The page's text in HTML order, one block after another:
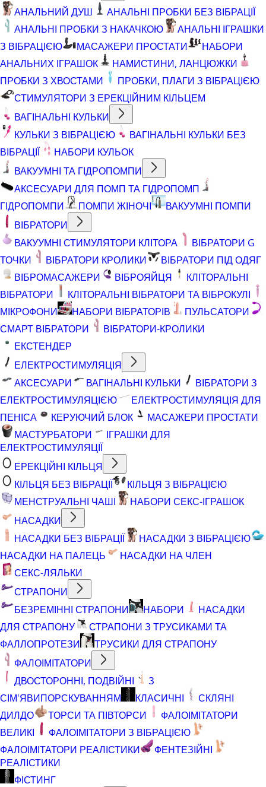
АНАЛЬНИЙ ДУШ
АНАЛЬНІ ПРОБКИ БЕЗ ВІБРАЦІЇ
АНАЛЬНІ ПРОБКИ З НАКАЧКОЮ
АНАЛЬНІ ІГРАШКИ
З ВІБРАЦІЄЮ
МАСАЖЕРИ ПРОСТАТИ
НАБОРИ
АНАЛЬНИХ ІГРАШОК
НАМИСТИНИ, ЛАНЦЮЖКИ
ПРОБКИ З ХВОСТАМИ
ПРОБКИ, ПЛАГИ З ВІБРАЦІЄЮ
СТИМУЛЯТОРИ З ЕРЕКЦІЙНИМ КІЛЬЦЕМ
ВАГІНАЛЬНІ КУЛЬКИ
КУЛЬКИ З ВІБРАЦІЄЮ
ВАГІНАЛЬНІ КУЛЬКИ БЕЗ
ВІБРАЦІЇ
НАБОРИ КУЛЬОК
ВАКУУМНІ ТА ГІДРОПОМПИ
АКСЕСУАРИ ДЛЯ ПОМП ТА ГІДРОПОМП
ГІДРОПОМПИ
ПОМПИ ЖІНОЧІ
ВАКУУМНІ ПОМПИ
ВІБРАТОРИ
ВАКУУМНІ СТИМУЛЯТОРИ КЛІТОРА
ВІБРАТОРИ G
ТОЧКИ
ВІБРАТОРИ КРОЛИКИ
ВІБРАТОРИ ПІД ОДЯГ
ВІБРОМАСАЖЕРИ
ВІБРОЯЙЦЯ
КЛІТОРАЛЬНІ
ВІБРАТОРИ
КЛІТОРАЛЬНІ ВІБРАТОРИ ТА ВІБРОКУЛІ
МІКРОФОНИ
НАБОРИ ВІБРАТОРІВ
ПУЛЬСАТОРИ
СМАРТ ВІБРАТОРИ
ВІБРАТОРИ-КРОЛИКИ
ЕКСТЕНДЕР
ЕЛЕКТРОСТИМУЛЯЦІЯ
АКСЕСУАРИ
ВАГІНАЛЬНІ КУЛЬКИ
ВІБРАТОРИ З
ЕЛЕКТРОСТИМУЛЯЦІЄЮ
ЕЛЕКТРОСТИМУЛЯЦІЯ ДЛЯ
ПЕНІСА
КЕРУЮЧИЙ БЛОК
МАСАЖЕРИ ПРОСТАТИ
МАСТУРБАТОРИ
ІГРАШКИ ДЛЯ
ЕЛЕКТРОСТИМУЛЯЦІЇ
ЕРЕКЦІЙНІ КІЛЬЦЯ
КІЛЬЦЯ БЕЗ ВІБРАЦІЇ
КІЛЬЦЯ З ВІБРАЦІЄЮ
МЕНСТРУАЛЬНІ ЧАШІ
НАБОРИ СЕКС-ІГРАШОК
НАСАДКИ
НАСАДКИ БЕЗ ВІБРАЦІЇ
НАСАДКИ З ВІБРАЦІЄЮ
НАСАДКИ НА ПАЛЕЦЬ
НАСАДКИ НА ЧЛЕН
СЕКС-ЛЯЛЬКИ
СТРАПОНИ
БЕЗРЕМІННІ СТРАПОНИ
НАБОРИ
НАСАДКИ
ДЛЯ СТРАПОНУ
СТРАПОНИ З ТРУСИКАМИ ТА
ФАЛЛОПРОТЕЗИ
ТРУСИКИ ДЛЯ СТРАПОНУ
ФАЛОІМІТАТОРИ
ДВОСТОРОННІ, ПОДВІЙНІ
З
СІМ'ЯВИПОРСКУВАННЯМ
КЛАСИЧНІ
СКЛЯНІ
ДИЛДО
ТОРСИ ТА ПІВТОРСИ
ФАЛОІМІТАТОРИ
ВЕЛИКІ
ФАЛОІМІТАТОРИ З ВІБРАЦІЄЮ
ФАЛОІМІТАТОРИ РЕАЛІСТИКИ
ФЕНТЕЗІЙНІ
РЕАЛІСТИКИ
ФІСТИНГ